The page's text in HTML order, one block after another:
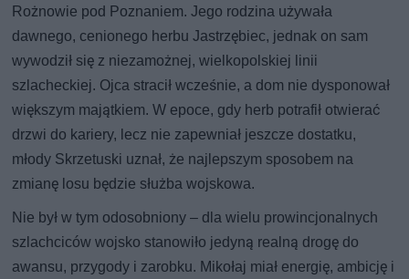
Rożnowie pod Poznaniem. Jego rodzina używała
dawnego, cenionego herbu Jastrzębiec, jednak on sam
wywodził się z niezamożnej, wielkopolskiej linii
szlacheckiej. Ojca stracił wcześnie, a dom nie dysponował
większym majątkiem. W epoce, gdy herb potrafił otwierać
drzwi do kariery, lecz nie zapewniał jeszcze dostatku,
młody Skrzetuski uznał, że najlepszym sposobem na
zmianę losu będzie służba wojskowa.
Nie był w tym odosobniony – dla wielu prowincjonalnych
szlachciców wojsko stanowiło jedyną realną drogę do
awansu, przygody i zarobku. Mikołaj miał energię, ambicję i